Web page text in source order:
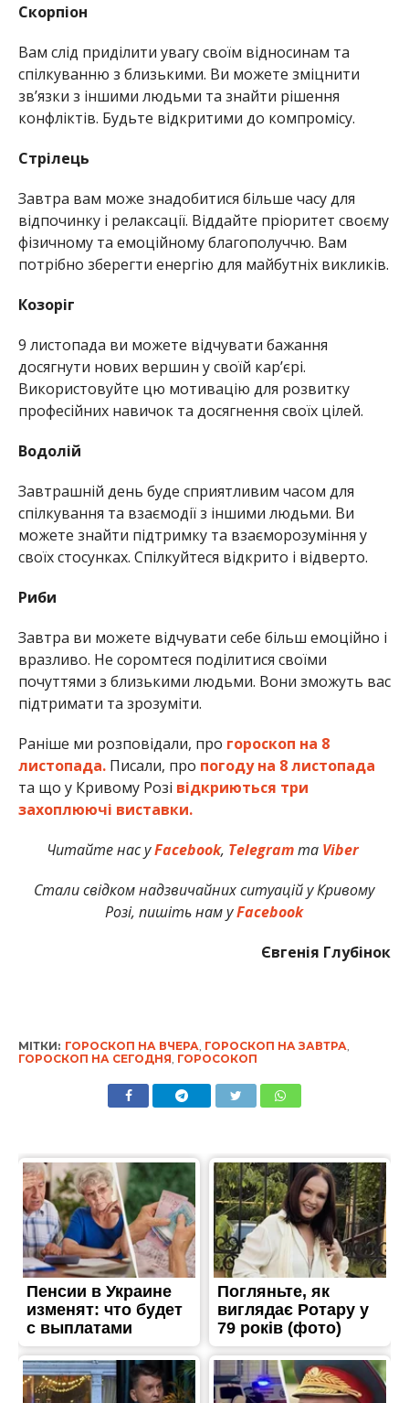
Скорпіон
Вам слід приділити увагу своїм відносинам та
спілкуванню з близькими. Ви можете зміцнити
зв’язки з іншими людьми та знайти рішення
конфліктів. Будьте відкритими до компромісу.
Стрілець
Завтра вам може знадобитися більше часу для
відпочинку і релаксації. Віддайте пріоритет своєму
фізичному та емоційному благополуччю. Вам
потрібно зберегти енергію для майбутніх викликів.
Козоріг
9 листопада ви можете відчувати бажання
досягнути нових вершин у своїй кар’єрі.
Використовуйте цю мотивацію для розвитку
професійних навичок та досягнення своїх цілей.
Водолій
Завтрашній день буде сприятливим часом для
спілкування та взаємодії з іншими людьми. Ви
можете знайти підтримку та взаєморозуміння у
своїх стосунках. Спілкуйтеся відкрито і відверто.
Риби
Завтра ви можете відчувати себе більш емоційно і
вразливо. Не соромтеся поділитися своїми
почуттями з близькими людьми. Вони зможуть вас
підтримати та зрозуміти.
Раніше ми розповідали, про гороскоп на 8
листопада.Писали, про погоду на 8 листопада
та що у Кривому Розі відкриються три
захоплюючі виставки.
Читайте нас уFacebook, Telegramта Viber
Стали свідком надзвичайних ситуацій у Кривому
Розі, пишіть нам уFacebook
Євгенія Глубінок
МІТКИ: ГОРОСКОП НА ВЧЕРА ГОРОСКОП НА ЗАВТРА
ГОРОСКОП НА СЕГОДНЯ ГОРОСОКОП